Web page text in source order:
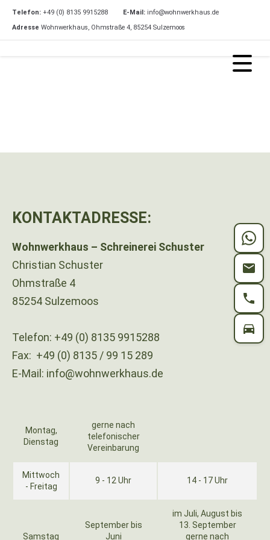
Telefon: +49 (0) 8135 9915288 E-Mail: info@wohnwerkhaus.de
Adresse Wohnwerkhaus, Ohmstraße 4, 85254 Sulzemoos
KONTAKTADRESSE:
Wohnwerkhaus – Schreinerei Schuster
Christian Schuster
Ohmstraße 4
85254 Sulzemoos
Telefon: +49 (0) 8135 9915288
Fax: +49 (0) 8135 / 99 15 289
E-Mail: info@wohnwerkhaus.de
Montag,
Dienstag
gerne nach
telefonischer
Vereinbarung
Mittwoch
- Freitag
9 - 12 Uhr 14 - 17 Uhr
Samstag
September bis
Juni
im Juli, August bis
13. September
gerne nach